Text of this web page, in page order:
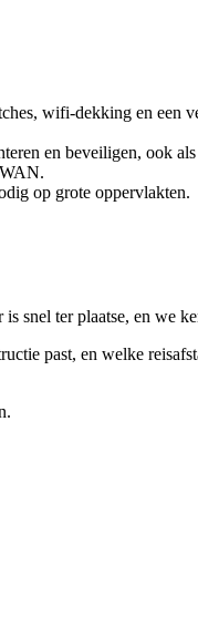
wifi-dekking en
en beveiligen, ook
op grote oppervlakten.
ter plaatse, en we
past, en welke